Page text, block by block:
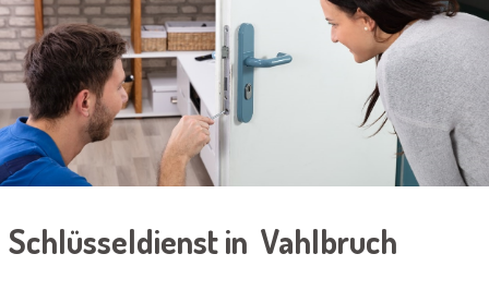
Schlüsseldienst in Vahlbruch